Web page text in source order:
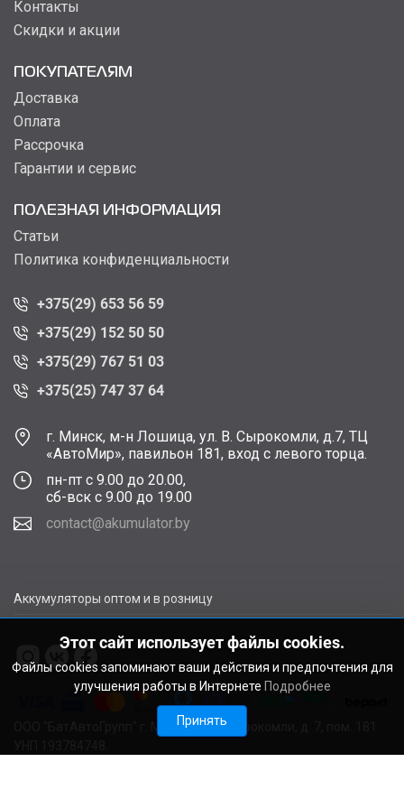
Контакты
Скидки и акции
ПОКУПАТЕЛЯМ
Доставка
Оплата
Рассрочка
Гарантии и сервис
ПОЛЕЗНАЯ ИНФОРМАЦИЯ
Статьи
Политика конфиденциальности
+375(29) 653 56 59
+375(29) 152 50 50
+375(29) 767 51 03
+375(25) 747 37 64
г. Минск, м-н Лошица, ул. В. Сырокомли, д.7, ТЦ
«АвтоМир», павильон 181, вход с левого торца.
пн-пт с 9.00 до 20.00,
сб-вск с 9.00 до 19.00
contact@akumulator.by
Аккумуляторы оптом и в розницу
ООО "БатАвтоГрупп" г. Минск, ул. В. Сырокомли, д. 7, пом. 181
Этот сайт использует файлы cookies.
Файлы cookies запоминают ваши действия и предпочтения для
улучшения работы в Интернете Подробнее
Принять